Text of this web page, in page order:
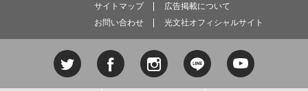
サイトマップ
広告掲載について
お問い合わせ
光文社オフィシャルサイト